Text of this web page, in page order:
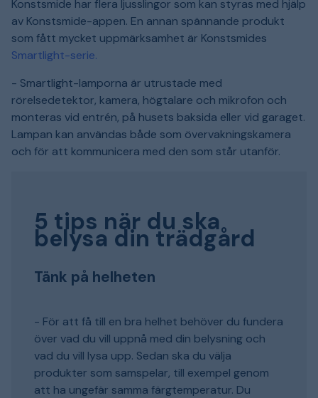
Konstsmide har flera ljusslingor som kan styras med hjälp
av Konstsmide-appen. En annan spännande produkt
som fått mycket uppmärksamhet är Konstsmides
Smartlight-serie.
- Smartlight-lamporna är utrustade med
rörelsedetektor, kamera, högtalare och mikrofon och
monteras vid entrén, på husets baksida eller vid garaget.
Lampan kan användas både som övervakningskamera
och för att kommunicera med den som står utanför.
5 tips när du ska
belysa din trädgård
Tänk på helheten
- För att få till en bra helhet behöver du fundera
över vad du vill uppnå med din belysning och
vad du vill lysa upp. Sedan ska du välja
produkter som samspelar, till exempel genom
att ha ungefär samma färgtemperatur. Du